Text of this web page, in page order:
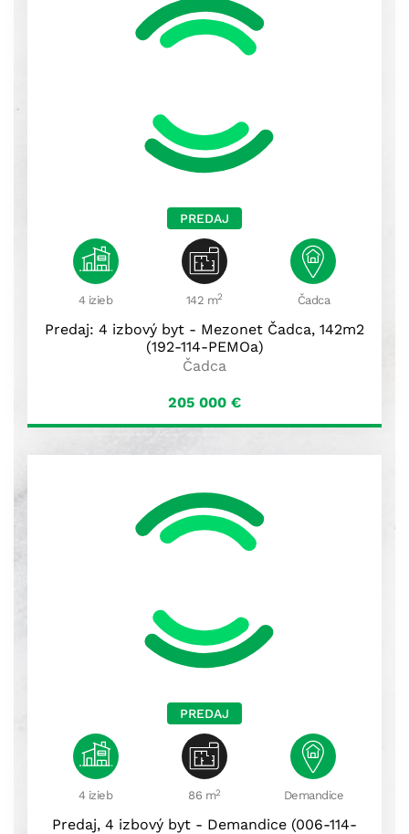
PREDAJ
4 izieb 142 m2 Čadca
Predaj: 4 izbový byt - Mezonet Čadca, 142m2
(192-114-PEMOa)
Čadca
205 000 €
PREDAJ
4 izieb 86 m2 Demandice
Predaj, 4 izbový byt - Demandice (006-114-